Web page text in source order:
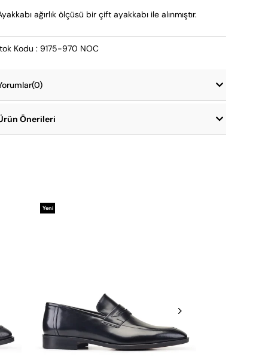
ağırlık ölçüsü bir çift ayakkabı ile alınmıştır.
Kodu : 9175-970 NOC
(0)
Önerileri
Yeni